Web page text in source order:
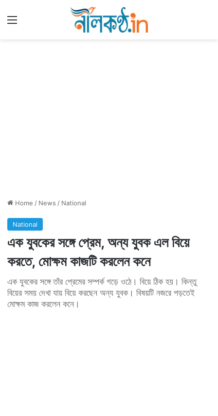
Home / News / National
National
এক যুবকের সঙ্গে প্রেম, অন্য যুবক এল বিয়ে
করতে, মোক্ষম কাজটি করলেন কনে
এক যুবকের সঙ্গে তাঁর প্রেমের সম্পর্ক গড়ে ওঠে। বিয়ে ঠিক হয়। কিন্তু
বিয়ের সময় দেখা যায় বিয়ে করছেন অন্য যুবক। বিষয়টি নজরে পড়তেই
মোক্ষম কাজ করলেন কনে।